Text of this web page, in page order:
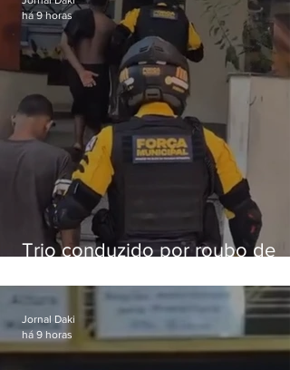
Trio conduzido por roubo de
passagens
há 9 horas
Jornal Daki
há 9 horas